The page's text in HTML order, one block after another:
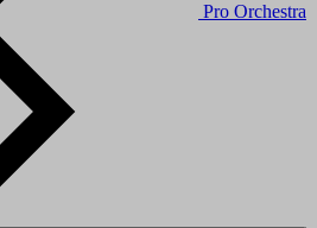
Pro Orchestra